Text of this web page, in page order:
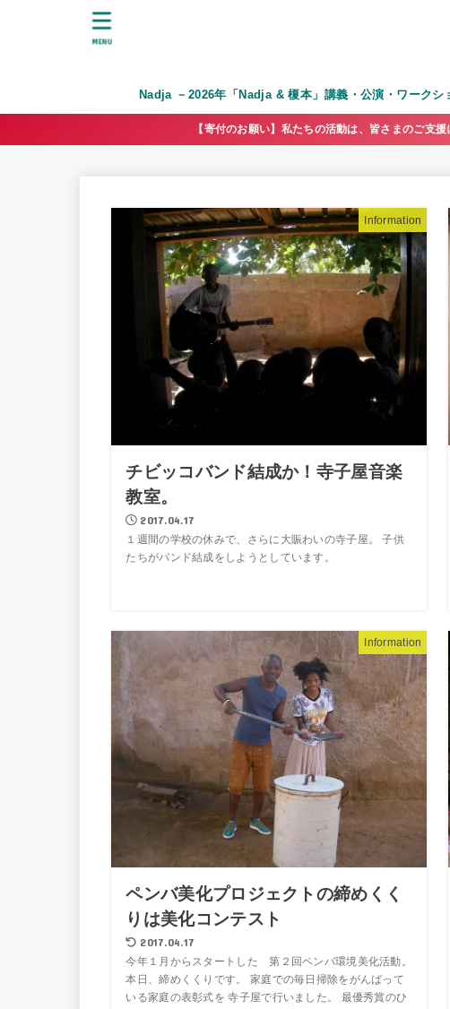
Nadja －2026年「Nadja & 榎本」講義・公演・ワークシ
MENU
【寄付のお願い】私たちの活動は、皆さまのご支
Information
チビッコバンド結成か！寺子屋音楽
教室。
2017.04.17
１週間の学校の休みで、さらに大賑わいの寺子屋。 子供
たちがバンド結成をしようとしています。
Information
ペンバ美化プロジェクトの締めくく
りは美化コンテスト
2017.04.17
今年１月からスタートした 第２回ペンバ環境美化活動。
本日、締めくくりです。 家庭での毎日掃除をがんばって
いる家庭の表彰式を 寺子屋で行いました。 最優秀賞のひ